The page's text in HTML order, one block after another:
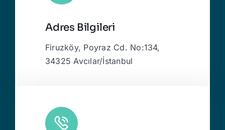
Adres Bilgileri
Firuzköy, Poyraz Cd. No:134,
34325 Avcılar/İstanbul